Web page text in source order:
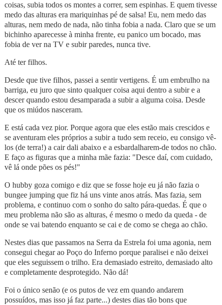
coisas, subia todos os montes a correr, sem espinhas. E quem tivesse
medo das alturas era mariquinhas pé de salsa! Eu, nem medo das
alturas, nem medo de nada, não tinha fobia a nada. Claro que se um
bichinho aparecesse à minha frente, eu panico um bocado, mas
fobia de ver na TV e subir paredes, nunca tive.
Até ter filhos.
Desde que tive filhos, passei a sentir vertigens. É um embrulho na
barriga, eu juro que sinto qualquer coisa aqui dentro a subir e a
descer quando estou desamparada a subir a alguma coisa. Desde
que os miúdos nasceram.
E está cada vez pior. Porque agora que eles estão mais crescidos e
se aventuram eles próprios a subir a tudo sem receio, eu consigo vê-
los (de terra!) a cair dali abaixo e a esbardalharem-de todos no chão.
E faço as figuras que a minha mãe fazia: "Desce daí, com cuidado,
vê lá onde pões os pés!"
O hubby goza comigo e diz que se fosse hoje eu já não fazia o
bungee jumping que fiz há uns vinte anos atrás. Mas fazia, sem
problema, e continuo com o sonho do salto pára-quedas. É que o
meu problema não são as alturas, é mesmo o medo da queda - de
onde se vai batendo enquanto se cai e de como se chega ao chão.
Nestes dias que passamos na Serra da Estrela foi uma agonia, nem
consegui chegar ao Poço do Inferno porque paralisei e não deixei
que eles seguissem o trilho. Era demasiado estreito, demasiado alto
e completamente desprotegido. Não dá!
Foi o único senão (e os putos de vez em quando andarem
possuídos, mas isso já faz parte...) destes dias tão bons que